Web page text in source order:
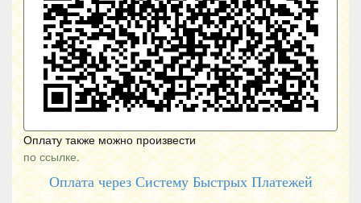
Оплату также можно произвести
по ссылке.
Оплата через Систему Быстрых Платежей